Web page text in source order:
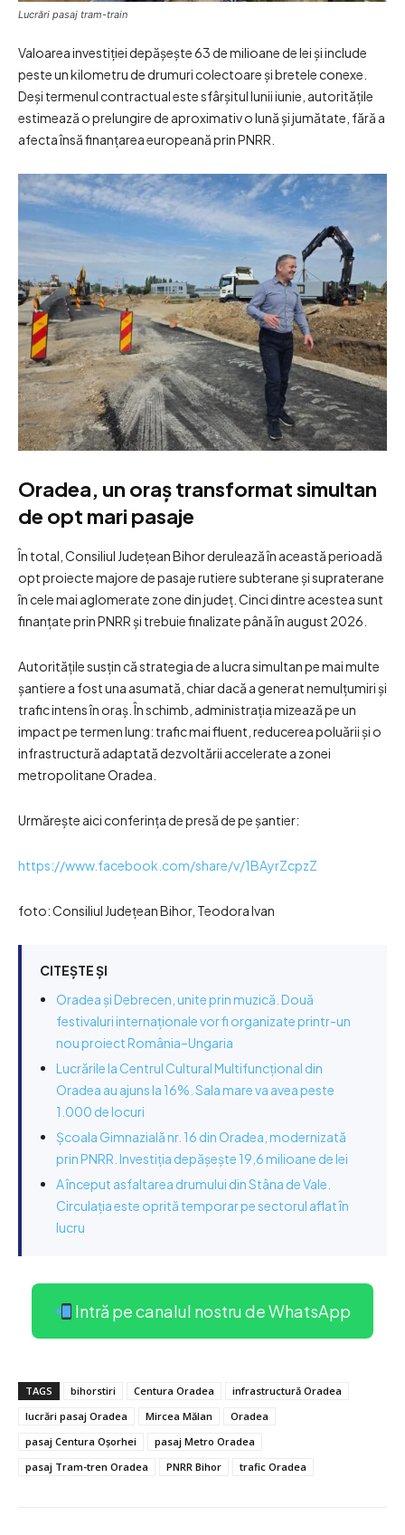
Lucrări pasaj tram-train
Valoarea investiției depășește 63 de milioane de lei și include
peste un kilometru de drumuri colectoare și bretele conexe.
Deși termenul contractual este sfârșitul lunii iunie, autoritățile
estimează o prelungire de aproximativ o lună și jumătate, fără a
afecta însă finanțarea europeană prin PNRR.
Oradea, un oraș transformat simultan
de opt mari pasaje
În total, Consiliul Județean Bihor derulează în această perioadă
opt proiecte majore de pasaje rutiere subterane și supraterane
în cele mai aglomerate zone din județ. Cinci dintre acestea sunt
finanțate prin PNRR și trebuie finalizate până în august 2026.
Autoritățile susțin că strategia de a lucra simultan pe mai multe
șantiere a fost una asumată, chiar dacă a generat nemulțumiri și
trafic intens în oraș. În schimb, administrația mizează pe un
impact pe termen lung: trafic mai fluent, reducerea poluării și o
infrastructură adaptată dezvoltării accelerate a zonei
metropolitane Oradea.
Urmărește aici conferința de presă de pe șantier:
https://www.facebook.com/share/v/1BAyrZcpzZ
foto: Consiliul Județean Bihor, Teodora Ivan
CITEȘTE ȘI
Oradea și Debrecen, unite prin muzică. Două
festivaluri internaționale vor fi organizate printr-un
nou proiect România–Ungaria
Lucrările la Centrul Cultural Multifuncțional din
Oradea au ajuns la 16%. Sala mare va avea peste
1.000 de locuri
Școala Gimnazială nr. 16 din Oradea, modernizată
prin PNRR. Investiția depășește 19,6 milioane de lei
A început asfaltarea drumului din Stâna de Vale.
Circulația este oprită temporar pe sectorul aflat în
lucru
Intră pe canalul nostru de WhatsApp
TAGS bihorstiri Centura Oradea
infrastructură Oradea
lucrări pasaj Oradea
Mircea Mălan
Oradea
pasaj Centura Oșorhei
pasaj Metro Oradea
pasaj Tram-tren Oradea
PNRR Bihor trafic Oradea